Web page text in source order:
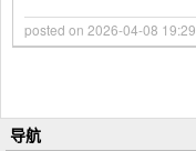
posted on 2026-04-08 19:29
导航